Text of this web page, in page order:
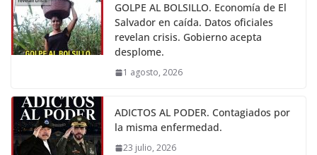
GOLPE AL BOLSILLO. Economía de El
Salvador en caída. Datos oficiales
revelan crisis. Gobierno acepta
desplome.
1 agosto, 2026
ADICTOS AL PODER. Contagiados por
la misma enfermedad.
23 julio, 2026